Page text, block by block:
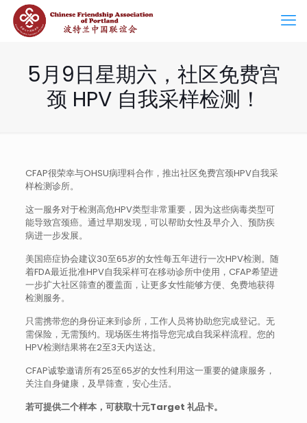
5月9日星期六，社区免费宫
颈 HPV 自我采样检测！
CFAP很荣幸与OHSU病理科合作，推出社区免费宫颈HPV自我采
样检测诊所。
这一服务对于检测高危HPV类型非常重要，因为这些病毒类型可
能导致宫颈癌。通过早期发现，可以帮助女性及早介入、预防疾
病进一步发展。
美国癌症协会建议30至65岁的女性每五年进行一次HPV检测。随
着FDA最近批准HPV自我采样可在移动诊所中使用，CFAP希望进
一步扩大社区筛查的覆盖面，让更多女性能够方便、免费地获得
检测服务。
只需携带您的身份证来到诊所，工作人员将协助您完成登记。无
需保险，无需预约。现场医生将指导您完成自我采样流程。您的
HPV检测结果将在2至3天内送达。
CFAP诚挚邀请所有25至65岁的女性利用这一重要的健康服务，
关注自身健康，及早筛查，安心生活。
若可提供二个样本，可获取十元Target 礼品卡。